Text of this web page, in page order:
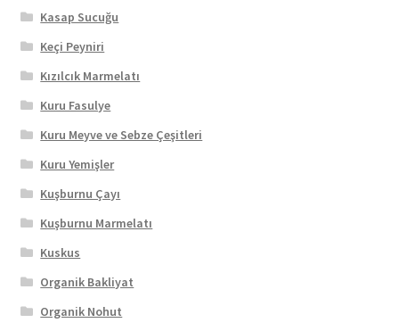
Kasap Sucuğu
Keçi Peyniri
Kızılcık Marmelatı
Kuru Fasulye
Kuru Meyve ve Sebze Çeşitleri
Kuru Yemişler
Kuşburnu Çayı
Kuşburnu Marmelatı
Kuskus
Organik Bakliyat
Organik Nohut